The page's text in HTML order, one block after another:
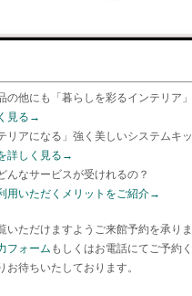
の他にも「暮らしを彩るインテリア
見る→
リアになる」強く美しいシステムキッ
詳しく見る→
んなサービスが受けれるの？
用いただくメリットをご紹介→
いただけますようご来館予約を承りま
フォーム もしくはお電話にてご予約く
お待ちいたしております。